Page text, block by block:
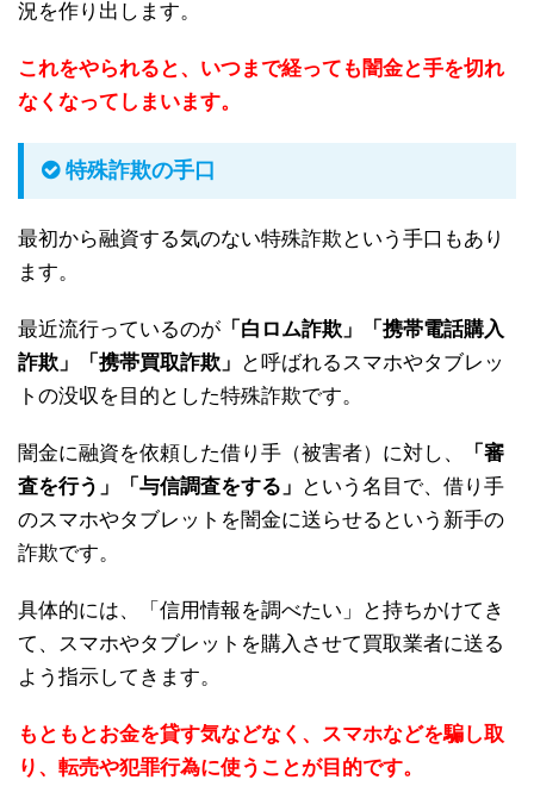
況を作り出します。
これをやられると、いつまで経っても闇金と手を切れ
なくなってしまいます。
特殊詐欺の手口
最初から融資する気のない特殊詐欺という手口もあり
ます。
最近流行っているのが 「白ロム詐欺」「携帯電話購入
詐欺」「携帯買取詐欺」
と呼ばれるスマホやタブレッ
トの没収を目的とした特殊詐欺です。
闇金に融資を依頼した借り手（被害者）に対し、
「審
査を行う」「与信調査をする」
という名目で、借り手
のスマホやタブレットを闇金に送らせるという新手の
詐欺です。
具体的には、「信用情報を調べたい」と持ちかけてき
て、スマホやタブレットを購入させて買取業者に送る
よう指示してきます。
もともとお金を貸す気などなく、スマホなどを騙し取
り、転売や犯罪行為に使うことが目的です。